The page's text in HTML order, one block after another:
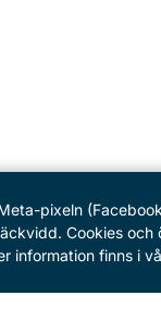
pixeln
Cookies
information finns i